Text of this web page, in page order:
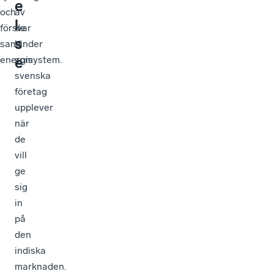
och
försvar
samt
energisystem.
e
l
s
e
av
de
hinder
som
svenska
företag
upplever
när
de
vill
ge
sig
in
på
den
indiska
marknaden.